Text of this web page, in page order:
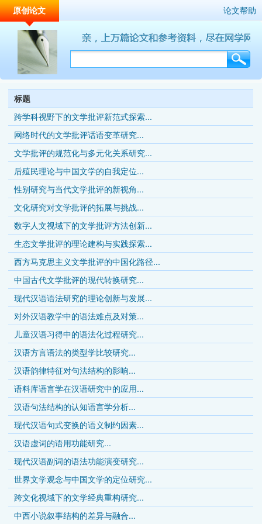
原创论文 论文帮助
标题
跨学科视野下的文学批评新范式探索...
网络时代的文学批评话语变革研究...
文学批评的规范化与多元化关系研究...
后殖民理论与中国文学的自我定位...
性别研究与当代文学批评的新视角...
文化研究对文学批评的拓展与挑战...
数字人文视域下的文学批评方法创新...
生态文学批评的理论建构与实践探索...
西方马克思主义文学批评的中国化路径...
中国古代文学批评的现代转换研究...
现代汉语语法研究的理论创新与发展...
对外汉语教学中的语法难点及对策...
儿童汉语习得中的语法化过程研究...
汉语方言语法的类型学比较研究...
汉语韵律特征对句法结构的影响...
语料库语言学在汉语研究中的应用...
汉语句法结构的认知语言学分析...
现代汉语句式变换的语义制约因素...
汉语虚词的语用功能研究...
现代汉语副词的语法功能演变研究...
世界文学观念与中国文学的定位研究...
跨文化视域下的文学经典重构研究...
中西小说叙事结构的差异与融合...